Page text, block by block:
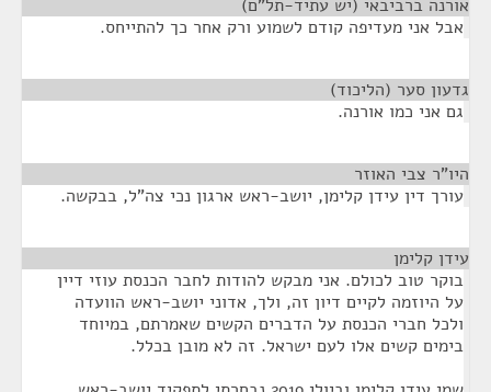
אורנה ברביבאי (יש עתיד-תל"ם)
אבל אני מעדיפה קודם לשמוע ורק אחר כך להתייחס.
גדעון סער (הליכוד)
גם אני כמו אורנה.
היו"ר צבי האוזר
עורך דין עידן קלימן, יושב-ראש ארגון נכי צה"ל, בבקשה.
עידן קלימן
בוקר טוב לכולם. אני מבקש להודות לחבר הכנסת עוזי דיין
על היוזמה לקיים דיון זה, ולך, אדוני יושב-ראש הוועדה
ולכל חברי הכנסת על הדברים הקשים שאמרתם, במיוחד
בימים קשים אלו לעם ישראל. זה לא מובן בכלל.